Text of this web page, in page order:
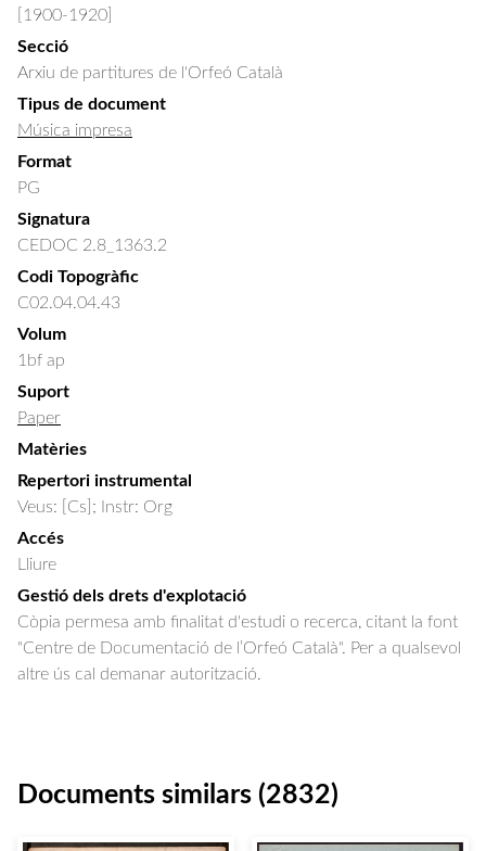
[1900-1920]
Secció
Arxiu de partitures de l'Orfeó Català
Tipus de document
Música impresa
Format
PG
Signatura
CEDOC 2.8_1363.2
Codi Topogràfic
C02.04.04.43
Volum
1bf ap
Suport
Paper
Matèries
Repertori instrumental
Veus: [Cs]; Instr: Org
Accés
Lliure
Gestió dels drets d'explotació
Còpia permesa amb finalitat d'estudi o recerca, citant la font
"Centre de Documentació de l’Orfeó Català". Per a qualsevol
altre ús cal demanar autorització.
Documents similars (2832)